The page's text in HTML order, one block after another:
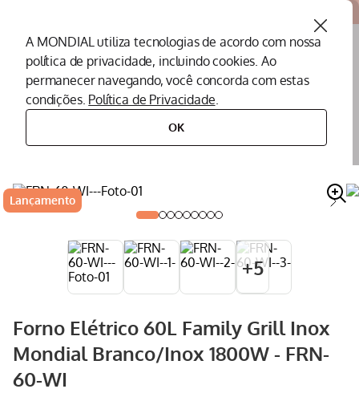
A MONDIAL utiliza tecnologias de acordo com nossa
política de privacidade, incluindo cookies. Ao
permanecer navegando, você concorda com estas
condições. Política de Privacidade.
OK
O que você procura?
eletroportáteis para cozinha
+5
Lançamento
Forno Elétrico 60L Family Grill Inox
Mondial Branco/Inox 1800W - FRN-
60-WI
2º Air Fryer
3º Cafeteira
Assistencia Tecnica
Liquidificador
Secador
7º Panificadora
8º Panela Elétrica
9º Aspirador